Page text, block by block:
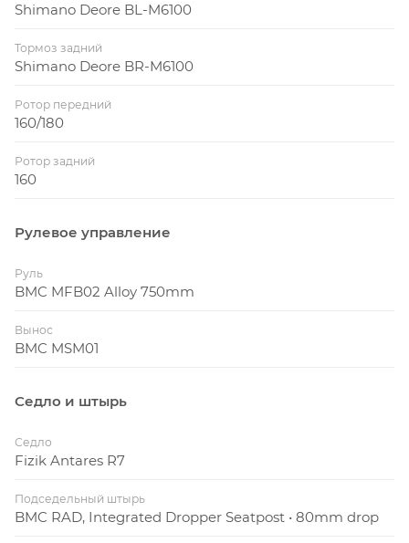
Shimano Deore BL-M6100
Тормоз задний
Shimano Deore BR-M6100
Ротор передний
160/180
Ротор задний
160
Рулевое управление
Руль
BMC MFB02 Alloy 750mm
Вынос
BMC MSM01
Седло и штырь
Седло
Fizik Antares R7
Подседельный штырь
BMC RAD, Integrated Dropper Seatpost • 80mm drop